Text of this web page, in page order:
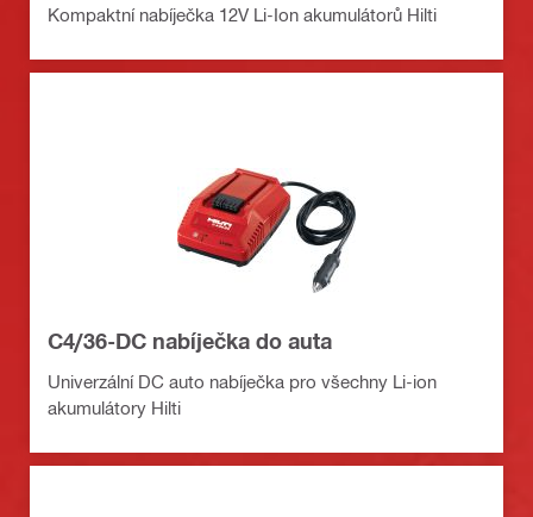
Kompaktní nabíječka 12V Li-Ion akumulátorů Hilti
C4/36-DC nabíječka do auta
Univerzální DC auto nabíječka pro všechny Li-ion
akumulátory Hilti